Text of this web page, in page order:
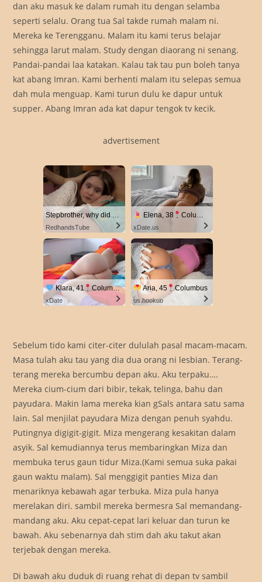
dan aku masuk ke dalam rumah itu dengan selamba
seperti selalu. Orang tua Sal takde rumah malam ni.
Mereka ke Terengganu. Malam itu kami terus belajar
sehingga larut malam. Study dengan diaorang ni senang.
Pandai-pandai laa katakan. Kalau tak tau pun boleh tanya
kat abang Imran. Kami berhenti malam itu selepas semua
dah mula menguap. Kami turun dulu ke dapur untuk
supper. Abang Imran ada kat dapur tengok tv kecik.
advertisement
Stepbrother, why did you show me your dick? Now I want to fuck you with my wet pussy
RedhandsTube
Elena, 38 Columbus
xDate.us
Klara, 41 Columbus
xDate
Aria, 45 Columbus
us.hookup
Sebelum tido kami citer-citer dululah pasal macam-macam.
Masa tulah aku tau yang dia dua orang ni lesbian. Terang-
terang mereka bercumbu depan aku. Aku terpaku….
Mereka cium-cium dari bibir, tekak, telinga, bahu dan
payudara. Makin lama mereka kian gSals antara satu sama
lain. Sal menjilat payudara Miza dengan penuh syahdu.
Putingnya digigit-gigit. Miza mengerang kesakitan dalam
asyik. Sal kemudiannya terus membaringkan Miza dan
membuka terus gaun tidur Miza.(Kami semua suka pakai
gaun waktu malam). Sal menggigit panties Miza dan
menariknya kebawah agar terbuka. Miza pula hanya
merelakan diri. sambil mereka bermesra Sal memandang-
mandang aku. Aku cepat-cepat lari keluar dan turun ke
bawah. Aku sebenarnya dah stim dah aku takut akan
terjebak dengan mereka.
Di bawah aku duduk di ruang rehat di depan tv sambil